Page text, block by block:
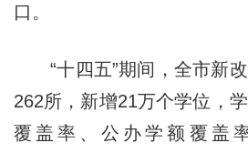
口。
“十四五”期间，全市新改
262所，新增21万个学位，
覆盖率、公办学额覆盖